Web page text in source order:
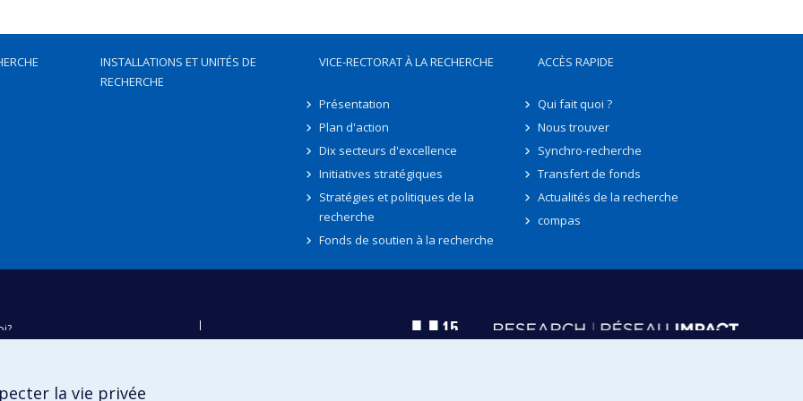
INSTALLATIONS ET UNITÉS DE
RECHERCHE
VICE-RECTORAT À LA RECHERCHE
Présentation
Plan d'action
Dix secteurs d'excellence
Initiatives stratégiques
Stratégies et politiques de la
recherche
Fonds de soutien à la recherche
ACCÈS RAPIDE
Qui fait quoi ?
Nous trouver
Synchro-recherche
Transfert de fonds
Actualités de la recherche
compas
la vie privée